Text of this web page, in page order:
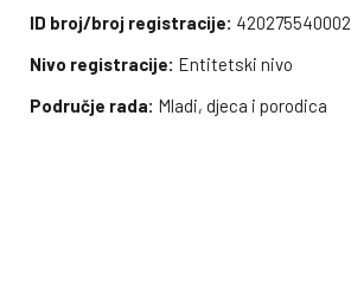
ID broj/broj registracije: 420275540002
Nivo registracije: Entitetski nivo
Područje rada: Mladi, djeca i porodica